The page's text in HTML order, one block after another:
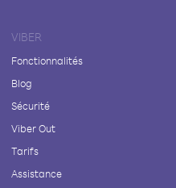
VIBER
Fonctionnalités
Blog
Sécurité
Viber Out
Tarifs
Assistance